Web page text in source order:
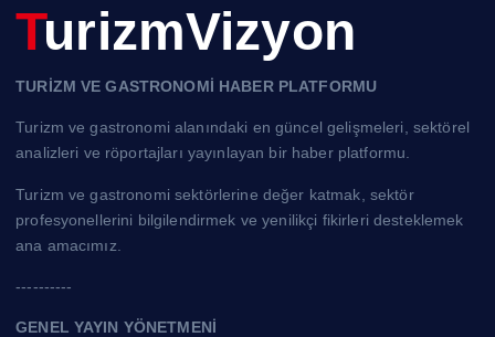
TurizmVizyon
TURİZM VE GASTRONOMİ HABER PLATFORMU
Turizm ve gastronomi alanındaki en güncel gelişmeleri, sektörel
analizleri ve röportajları yayınlayan bir haber platformu.
Turizm ve gastronomi sektörlerine değer katmak, sektör
profesyonellerini bilgilendirmek ve yenilikçi fikirleri desteklemek
ana amacımız.
----------
GENEL YAYIN YÖNETMENİ